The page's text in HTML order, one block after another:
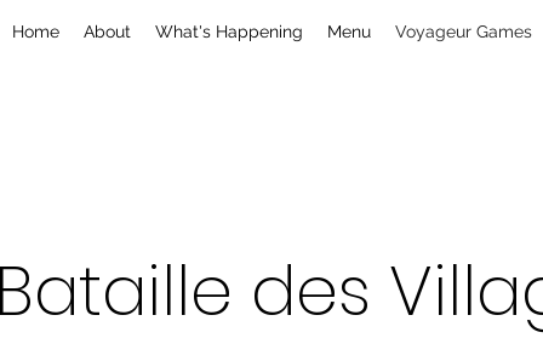
Home About What's Happening Menu Voyageur Games
des